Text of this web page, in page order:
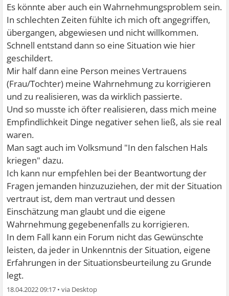
Es könnte aber auch ein Wahrnehmungsproblem sein.
In schlechten Zeiten fühlte ich mich oft angegriffen,
übergangen, abgewiesen und nicht willkommen.
Schnell entstand dann so eine Situation wie hier
geschildert.
Mir half dann eine Person meines Vertrauens
(Frau/Tochter) meine Wahrnehmung zu korrigieren
und zu realisieren, was da wirklich passierte.
Und so musste ich öfter realisieren, dass mich meine
Empfindlichkeit Dinge negativer sehen ließ, als sie real
waren.
Man sagt auch im Volksmund "In den falschen Hals
kriegen" dazu.
Ich kann nur empfehlen bei der Beantwortung der
Fragen jemanden hinzuzuziehen, der mit der Situation
vertraut ist, dem man vertraut und dessen
Einschätzung man glaubt und die eigene
Wahrnehmung gegebenenfalls zu korrigieren.
In dem Fall kann ein Forum nicht das Gewünschte
leisten, da jeder in Unkenntnis der Situation, eigene
Erfahrungen in der Situationsbeurteilung zu Grunde
legt.
18.04.2022 09:17 •